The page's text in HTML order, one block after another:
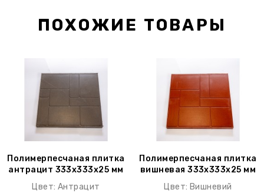
ПОХОЖИЕ ТОВАРЫ
Полимерпесчаная плитка
антрацит 333х333х25 мм
(9 шт/м2)
Цвет: Антрацит
Полимерпесчаная плитка
вишневая 333х333х25 мм
(9 шт/м2)
Цвет: Вишневий